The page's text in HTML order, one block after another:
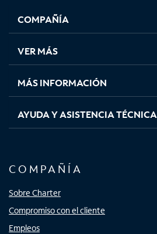
abre
en
pestaña
nueva
abre
en
pestaña
nueva
abre
en
pestaña
nueva
en
nueva
COMPAÑÍA
VER MÁS
MÁS INFORMACIÓN
AYUDA Y ASISTENCIA TÉCNICA
COMPAÑÍA
Sobre Charter
Compromiso con el cliente
Empleos